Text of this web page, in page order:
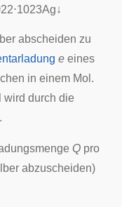
22⋅1023Ag↓
abscheiden zu
e eines
in einem Mol.
wird durch die
Q pro
abzuscheiden)